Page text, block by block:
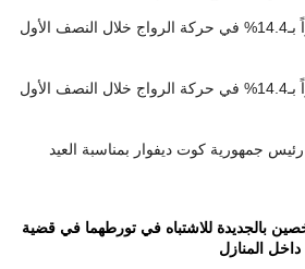
الموانئ المغربية تحقق نمواً بـ14.4% في حركة الرواج خلال النصف الأول
الموانئ المغربية تحقق نمواً بـ14.4% في حركة الرواج خلال النصف الأول
جمهورية كوت ديفوار بمناسبة العيد
بالجديدة للاشتباه في تورطهما في قضية
المنازل